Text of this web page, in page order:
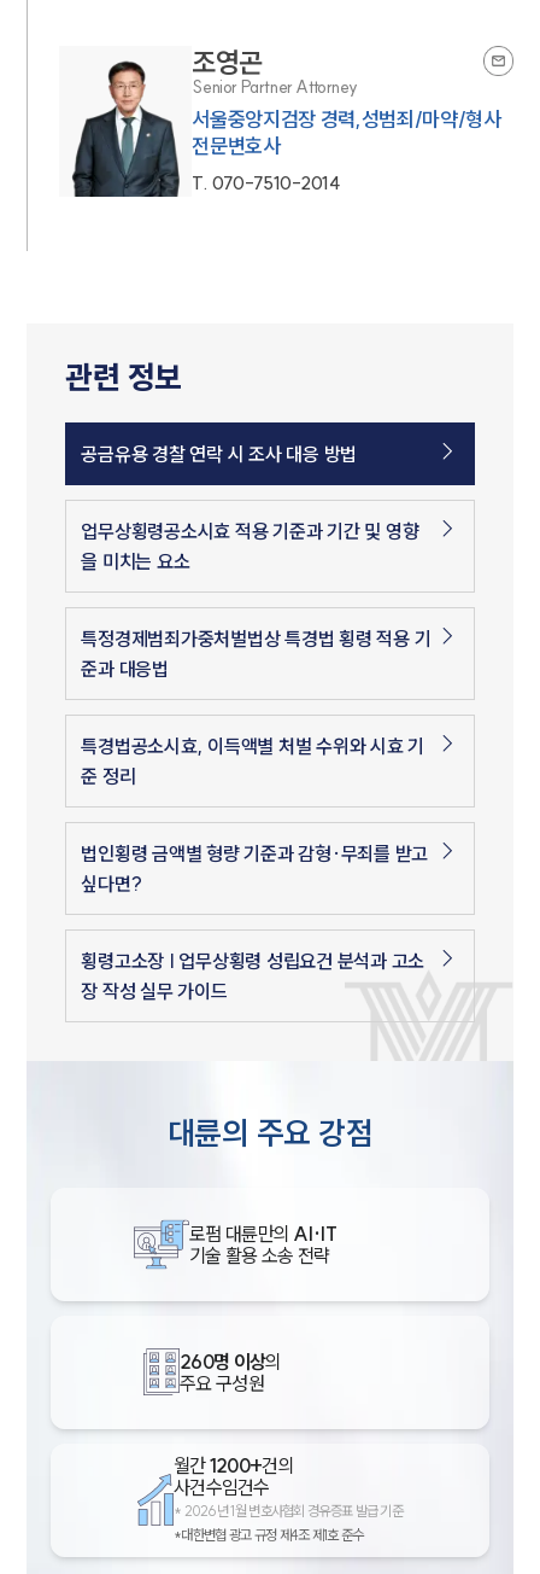
조영곤
Senior Partner Attorney
서울중앙지검장 경력,성범죄/마약/형사
전문변호사
T. 070-7510-2014
관련 정보
공금유용 경찰 연락 시 조사 대응 방법
업무상횡령공소시효 적용 기준과 기간 및 영향
을 미치는 요소
특정경제범죄가중처벌법상 특경법 횡령 적용 기
준과 대응법
특경법공소시효, 이득액별 처벌 수위와 시효 기
준 정리
법인횡령 금액별 형량 기준과 감형·무죄를 받고
싶다면?
횡령고소장 | 업무상횡령 성립요건 분석과 고소
장 작성 실무 가이드
대륜의 주요 강점
로펌 대륜만의 AI·IT
기술 활용 소송 전략
260명 이상의
주요 구성원
월간1200+건의
사건수임건수
* 2026년 1월 변호사협회 경유증표 발급 기준
*대한변협 광고 규정 제4조 제1호 준수